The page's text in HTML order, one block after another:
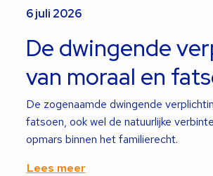
meer
6 juli 2026
De dwingende
van moraal en
De zogenaamde dwingende
fatsoen, ook wel de natuurlijke
opmars binnen het familierecht.
Lees meer